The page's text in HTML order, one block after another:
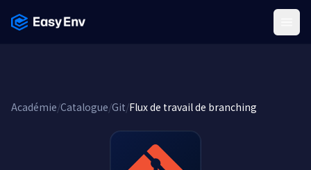
Académie/Catalogue/Git/Flux de travail de branching